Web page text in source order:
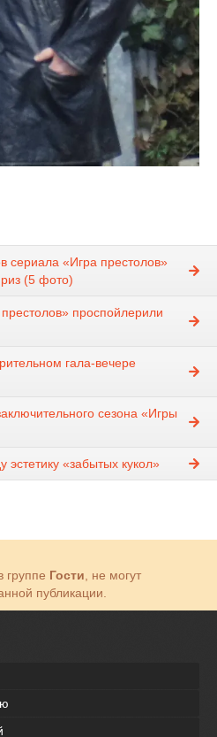
сериала «Игра престолов»
(5 фото)
проспойлерили
гала-вечере
сезона «Игры
«забытых кукол»
группе Гости , не могут
публикации.